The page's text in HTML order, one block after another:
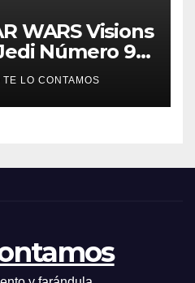
WARS Visions
Número 9 |
TE LO CONTAMOS